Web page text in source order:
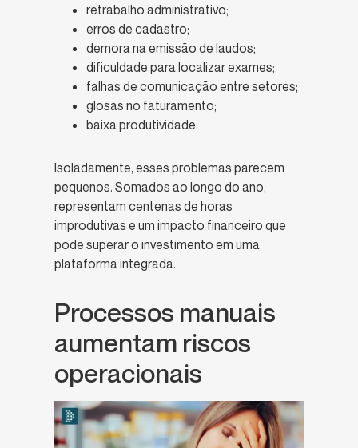
retrabalho administrativo;
erros de cadastro;
demora na emissão de laudos;
dificuldade para localizar exames;
falhas de comunicação entre setores;
glosas no faturamento;
baixa produtividade.
Isoladamente, esses problemas parecem
pequenos. Somados ao longo do ano,
representam centenas de horas
improdutivas e um impacto financeiro que
pode superar o investimento em uma
plataforma integrada.
Processos manuais
aumentam riscos
operacionais